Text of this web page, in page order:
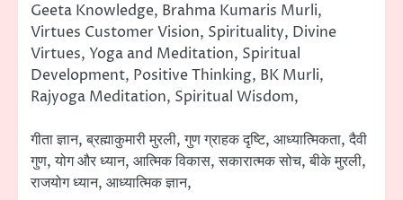
Geeta Knowledge, Brahma Kumaris Murli,
Virtues Customer Vision, Spirituality, Divine
Virtues, Yoga and Meditation, Spiritual
Development, Positive Thinking, BK Murli,
Rajyoga Meditation, Spiritual Wisdom,
गीता ज्ञान, ब्रह्माकुमारी मुरली, गुण ग्राहक दृष्टि, आध्यात्मिकता, दैवी
गुण, योग और ध्यान, आत्मिक विकास, सकारात्मक सोच, बीके मुरली,
राजयोग ध्यान, आध्यात्मिक ज्ञान,